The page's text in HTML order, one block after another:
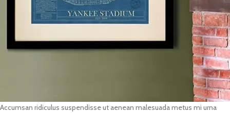
Accumsan ridiculus suspendisse ut aenean malesuada metus mi urna